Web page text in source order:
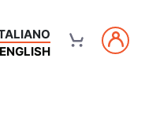
ENGLISH